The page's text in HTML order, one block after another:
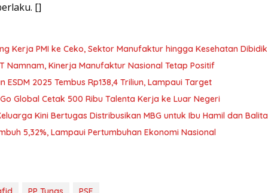
[]
Kerja PMI ke Ceko, Sektor Manufaktur hingga Kesehatan Dibidik
Namnam, Kinerja Manufaktur Nasional Tetap Positif
ESDM 2025 Tembus Rp138,4 Triliun, Lampaui Target
Global Cetak 500 Ribu Talenta Kerja ke Luar Negeri
Kini Bertugas Distribusikan MBG untuk Ibu Hamil dan Balita
5,32%, Lampaui Pertumbuhan Ekonomi Nasional